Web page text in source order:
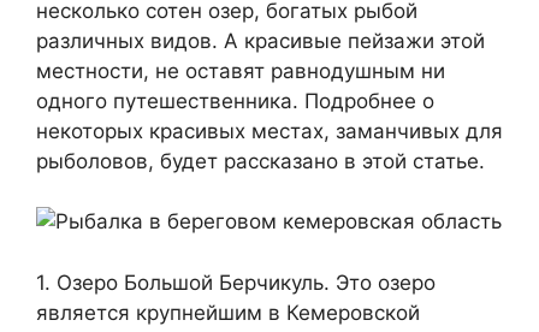
несколько сотен озер, богатых рыбой
различных видов. А красивые пейзажи этой
местности, не оставят равнодушным ни
одного путешественника. Подробнее о
некоторых красивых местах, заманчивых для
рыболовов, будет рассказано в этой статье.
1. Озеро Большой Берчикуль. Это озеро
является крупнейшим в Кемеровской